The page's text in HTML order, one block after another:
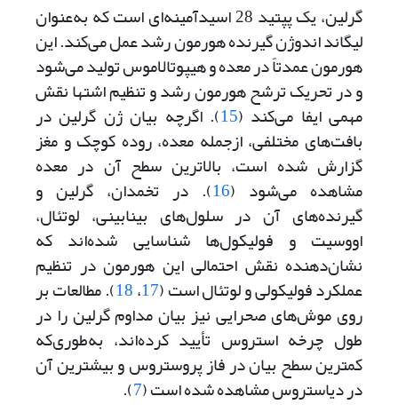
گرلین، یک پپتید 28 اسید‌آمینه‌ای است که به‌عنوان
لیگاند اندوژن گیرنده هورمون رشد عمل می‌کند. این
هورمون عمدتاً در معده و هیپوتالاموس تولید می‌‌شود
و در تحریک ترشح هورمون رشد و تنظیم اشتها نقش
مهمی ایفا می‌کند (15). اگرچه بیان ژن گرلین در
بافت‌های مختلفی، از‌جمله معده، روده کوچک و مغز
گزارش شده است، بالاترین سطح آن در معده
مشاهده می‌شود (16). در تخمدان، گرلین و
گیرنده‌های آن در سلول‌های بینابینی، لوتئال،
اووسیت و فولیکول‌ها شناسایی شده‌اند که
نشان‌دهنده نقش احتمالی این هورمون در تنظیم
عملکرد فولیکولی و لوتئال است (17،18). مطالعات بر
روی موش‌های صحرایی نیز بیان مداوم گرلین را در
طول چرخه استروس تأیید کرده‌اند، به‌طوری‌که
کمترین سطح بیان در فاز پروستروس و بیشترین آن
در دیاستروس مشاهده شده است (7
).